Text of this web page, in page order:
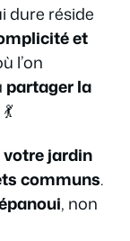
dure réside
et
l’on
partager la
jardin
communs.
, non